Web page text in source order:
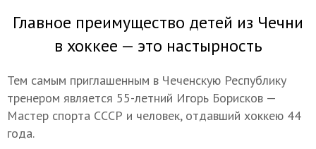
Главное преимущество детей из Чечни
в хоккее — это настырность
Тем самым приглашенным в Чеченскую Республику
тренером является 55-летний Игорь Борисков —
Мастер спорта СССР и человек, отдавший хоккею 44
года.